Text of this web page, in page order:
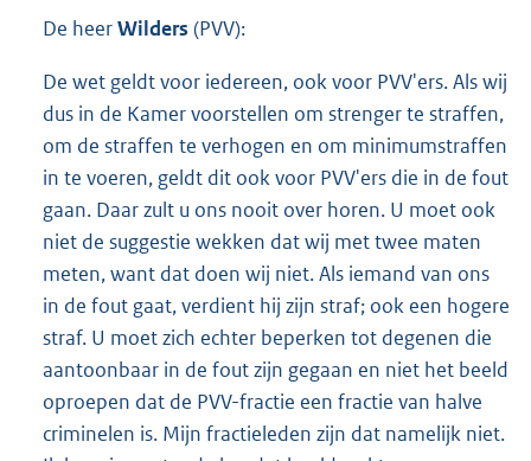
De heerWilders (PVV):
De wet geldt voor iedereen, ook voor PVV'ers. Als wij
dus in de Kamer voorstellen om strenger te straffen,
om de straffen te verhogen en om minimumstraffen
in te voeren, geldt dit ook voor PVV'ers die in de fout
gaan. Daar zult u ons nooit over horen. U moet ook
niet de suggestie wekken dat wij met twee maten
meten, want dat doen wij niet. Als iemand van ons
in de fout gaat, verdient hij zijn straf; ook een hogere
straf. U moet zich echter beperken tot degenen die
aantoonbaar in de fout zijn gegaan en niet het beeld
oproepen dat de PVV-fractie een fractie van halve
criminelen is. Mijn fractieleden zijn dat namelijk niet.